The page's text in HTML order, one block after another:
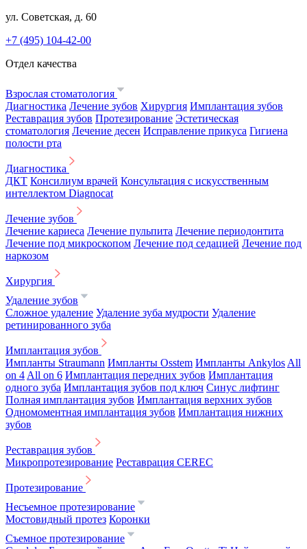
ул. Советская, д. 60
+7 (495) 104-42-00
Отдел качества
Взрослая стоматология
Диагностика Лечение зубов Хирургия Имплантация зубов
Реставрация зубов Протезирование Эстетическая
стоматология Лечение десен Исправление прикуса Гигиена
полости рта
Диагностика
ДКТ Консилиум врачей Консультация с искусственным
интеллектом Diagnocat
Лечение зубов
Лечение кариеса Лечение пульпита Лечение периодонтита
Лечение под микроскопом Лечение под седацией Лечение под
наркозом
Хирургия
Удаление зубов
Сложное удаление Удаление зуба мудрости Удаление
ретинированного зуба
Имплантация зубов
Импланты Straumann Импланты Osstem Импланты Ankylos All
on 4 All on 6 Имплантация передних зубов Имплантация
одного зуба Имплантация зубов под ключ Синус лифтинг
Полная имплантация зубов Имплантация верхних зубов
Одномоментная имплантация зубов Имплантация нижних
зубов
Реставрация зубов
Микропротезирование Реставрация CEREC
Протезирование
Несъемное протезирование
Мостовидный протез Коронки
Съемное протезирование